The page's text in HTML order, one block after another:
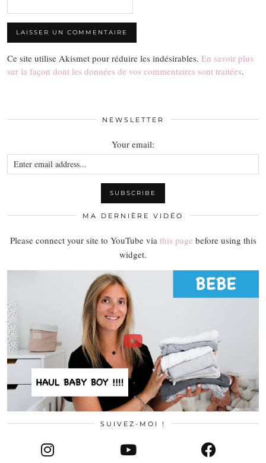
Ce site utilise Akismet pour réduire les indésirables. En savoir plus
sur la façon dont les données de vos commentaires sont traitées.
NEWSLETTER
Your email:
MA DERNIÈRE VIDÉO
Please connect your site to YouTube via this page before using this
widget.
SUIVEZ-MOI !